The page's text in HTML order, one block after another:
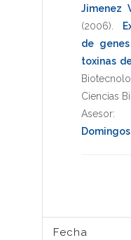
Jimenez
(2006)
de
toxinas
Ciencias
Asesor:
Domingos
Fecha